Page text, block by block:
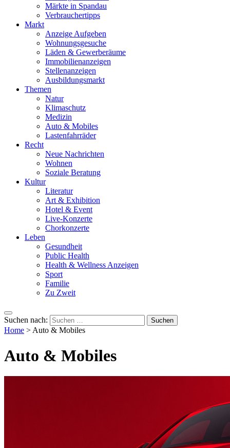
Märkte in Spandau
Verbrauchertipps
Markt
Anzeige Aufgeben
Wohnungsgesuche
Läden & Gewerberäume
Immobilienanzeigen
Stellenanzeigen
Ausbildungsmarkt
Themen
Natur
Klimaschutz
Medizin
Auto & Mobiles
Lastenfahrräder
Recht
Neue Nachrichten
Wohnen
Soziale Beratung
Kultur
Literatur
Art & Exhibition
Hotel & Event
Live-Konzerte
Chorkonzerte
Leben
Gesundheit
Public Health
Health & Wellness Anzeigen
Sport
Familie
Zu Zweit
Suchen nach:
Home >Auto & Mobiles
Auto & Mobiles